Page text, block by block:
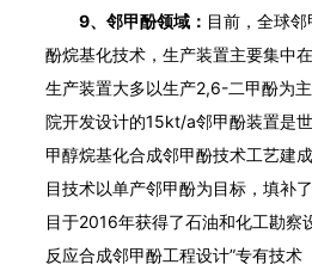
9、邻甲酚领域： 目前，全
酚烷基化技术，生产装置主要集中
生产装置大多以生产2,6-二甲酚为主
院开发设计的15kt/a邻甲酚装置是
甲醇烷基化合成邻甲酚技术工艺建成
目技术以单产邻甲酚为目标，填补
目于2016年获得了石油和化工勘察
反应合成邻甲酚工程设计”专有技